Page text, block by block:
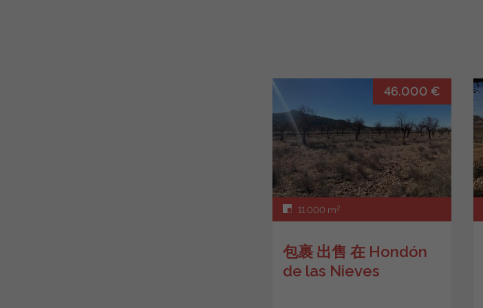
46.000 €
11.000 m2
包裹 出售 在 Hondón
de las Nieves